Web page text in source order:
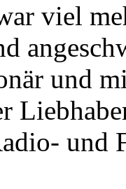
viel
und
und